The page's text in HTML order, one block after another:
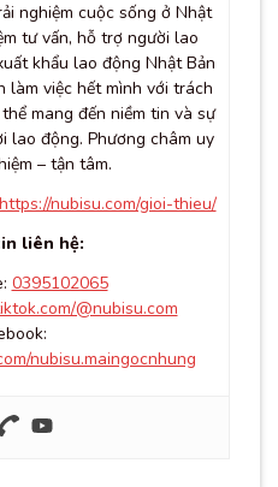
nghiệm cuộc sống ở Nhật
tư vấn, hỗ trợ người lao
khẩu lao động Nhật Bản
làm việc hết mình với trách
mang đến niềm tin và sự
lao động. Phương châm uy
– tận tâm.
https://nubisu.com/gioi-thieu/
liên hệ:
0395102065
@nubisu.com
nubisu.maingocnhung